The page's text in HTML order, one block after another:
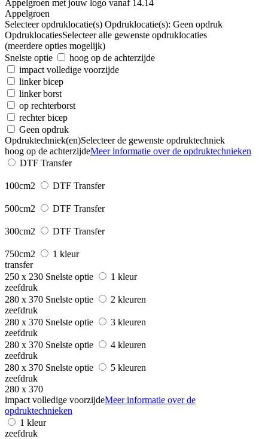
Appelgroen
Selecteer opdruklocatie(s) Opdruklocatie(s): Geen opdruk
OpdruklocatiesSelecteer alle gewenste opdruklocaties
(meerdere opties mogelijk)
Snelste optie
hoog op de achterzijde
impact volledige voorzijde
linker bicep
linker borst
op rechterborst
rechter bicep
Geen opdruk
Opdruktechniek(en)Selecteer de gewenste opdruktechniek
hoog op de achterzijdeMeer informatie over de opdruktechnieken
DTF Transfer
100cm2 DTF Transfer
500cm2 DTF Transfer
300cm2 DTF Transfer
750cm2
1 kleur
transfer
250 x 230 Snelste optie
1 kleur
zeefdruk
280 x 370 Snelste optie
2 kleuren
zeefdruk
280 x 370 Snelste optie
3 kleuren
zeefdruk
280 x 370 Snelste optie
4 kleuren
zeefdruk
280 x 370 Snelste optie
5 kleuren
zeefdruk
280 x 370
impact volledige voorzijdeMeer informatie over de
opdruktechnieken
1 kleur
zeefdruk